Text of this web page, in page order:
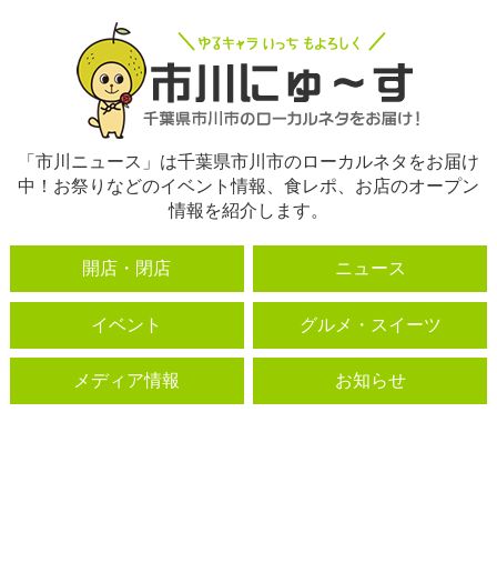
「市川ニュース」は千葉県市川市のローカルネタをお届け
中！お祭りなどのイベント情報、食レポ、お店のオープン
情報を紹介します。
開店・閉店 ニュース
イベント グルメ・スイーツ
メディア情報 お知らせ